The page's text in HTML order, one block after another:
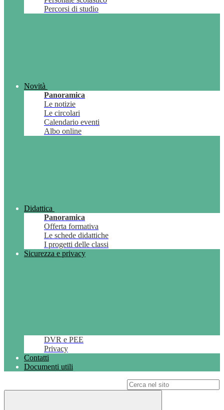
Percorsi di studio
Novità
Panoramica
Le notizie
Le circolari
Calendario eventi
Albo online
Didattica
Panoramica
Offerta formativa
Le schede didattiche
I progetti delle classi
Sicurezza e privacy
DVR e PEE
Privacy
Contatti
Documenti utili